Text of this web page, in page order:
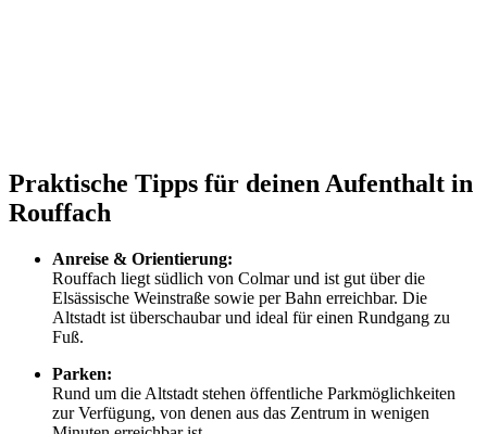
Praktische Tipps für deinen Aufenthalt in
Rouffach
Anreise & Orientierung:
Rouffach liegt südlich von Colmar und ist gut über die
Elsässische Weinstraße sowie per Bahn erreichbar. Die
Altstadt ist überschaubar und ideal für einen Rundgang zu
Fuß.
Parken:
Rund um die Altstadt stehen öffentliche Parkmöglichkeiten
zur Verfügung, von denen aus das Zentrum in wenigen